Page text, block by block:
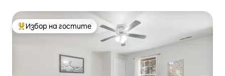
Най-популярен избор на гостите
Избор на гостите